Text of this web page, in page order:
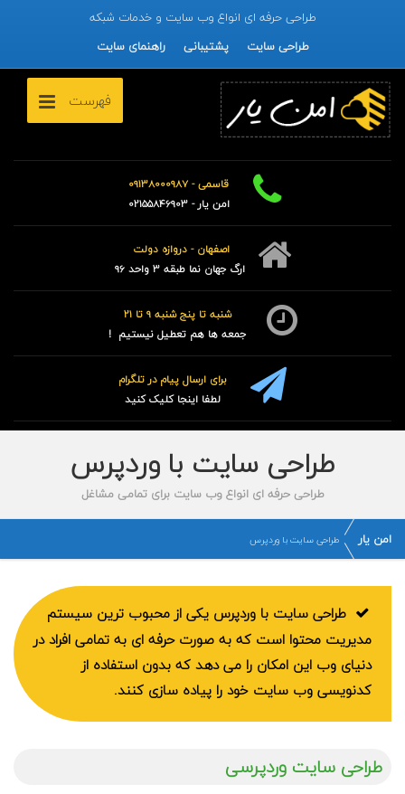
طراحی حرفه ای انواع وب سایت و خدمات شبکه
طراحی سایت
پشتیبانی راهنمای سایت
فهرست
قاسمی - 09138000987
امن یار - 02155846903
اصفهان - دروازه دولت
ارگ جهان نما طبقه 3 واحد 96
شنبه تا پنج شنبه 9 تا 21
جمعه ها هم تعطیل نیستیم !
برای ارسال پیام در تلگرام
لطفا اینجا کلیک کنید
طراحی سایت با وردپرس
طراحی حرفه ای انواع وب سایت برای تمامی مشاغل
امن یار طراحی سایت با وردپرس
طراحی سایت با وردپرس یکی از محبوب ترین سیستم
مدیریت محتوا است که به صورت حرفه ای به تمامی افراد در
دنیای وب این امکان را می دهد که بدون استفاده از
کدنویسی وب سایت خود را پیاده سازی کنند.
طراحی سایت وردپرسی